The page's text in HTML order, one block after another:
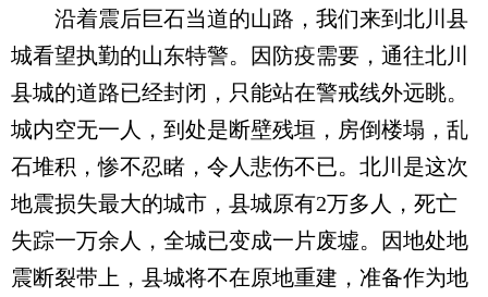
沿着震后巨石当道的山路，我们来到北川县
城看望执勤的山东特警。因防疫需要，通往北川
县城的道路已经封闭，只能站在警戒线外远眺。
城内空无一人，到处是断壁残垣，房倒楼塌，乱
石堆积，惨不忍睹，令人悲伤不已。北川是这次
地震损失最大的城市，县城原有2万多人，死亡
失踪一万余人，全城已变成一片废墟。因地处地
震断裂带上，县城将不在原地重建，准备作为地